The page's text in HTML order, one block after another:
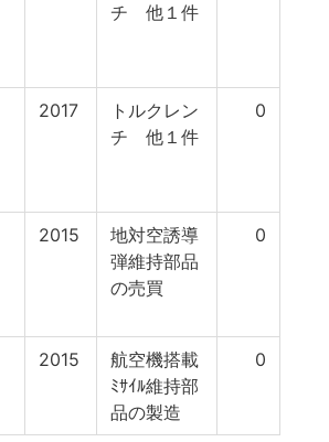
チ 他１件
2017
トルクレン
チ 他１件
0
2015
地対空誘導
弾維持部品
の売買
0
2015
航空機搭載
ﾐｻｲﾙ維持部
品の製造
0